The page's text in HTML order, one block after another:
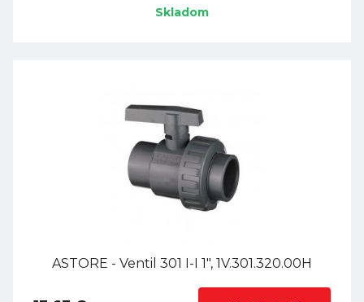
Skladom
ASTORE - Ventil 301 I-I 1", 1V.301.320.00H